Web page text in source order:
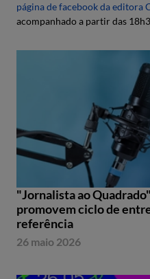
página de facebook da editora
acompanhado a partir das
"Jornalista ao
promovem ciclo de
referência
26 maio 2026